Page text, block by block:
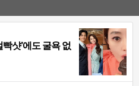
샷’에도 굴욕 없